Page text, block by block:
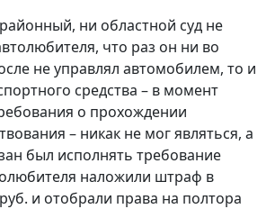
ни областной суд не
что раз он ни во
не управлял автомобилем, то и
средства – в момент
о прохождении
– никак не мог являться, а
был исполнять требование
наложили штраф в
и отобрали права на полтора